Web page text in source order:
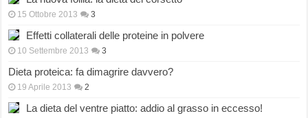
15 Ottobre 2013 3
Effetti collaterali delle proteine in polvere
10 Settembre 2013 3
Dieta proteica: fa dimagrire davvero?
19 Aprile 2013 2
La dieta del ventre piatto: addio al grasso in eccesso!